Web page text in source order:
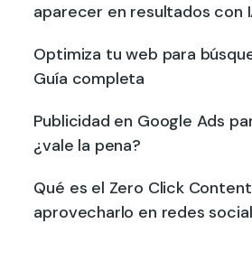
aparecer en resultados con
Optimiza tu web para
Guía completa
Publicidad en Google Ads
¿vale la pena?
Qué es el Zero Click
aprovecharlo en redes